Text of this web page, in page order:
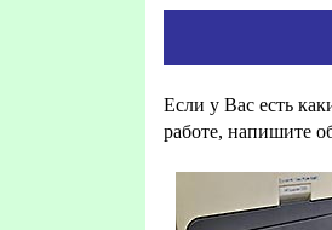
Если у Вас есть
работе, напишите